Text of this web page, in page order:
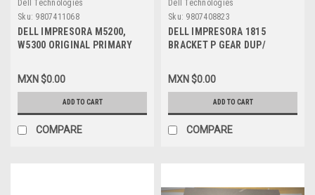
Dell Technologies
Sku: 9807411068
DELL IMPRESORA M5200,
W5300 ORIGINAL PRIMARY
RODILLO PRIMARIO
CARGADOR DE HOJAS
REFURBISHED DELL J1756,
P99A1017
MXN $0.00
ADD TO CART
COMPARE
Dell Technologies
Sku: 9807408823
DELL IMPRESORA 1815
BRACKET P GEAR DUP/
REFURBISHED DELL JC61-
01599A, MITSUMI M42SP-
MXN $0.00
ADD TO CART
COMPARE